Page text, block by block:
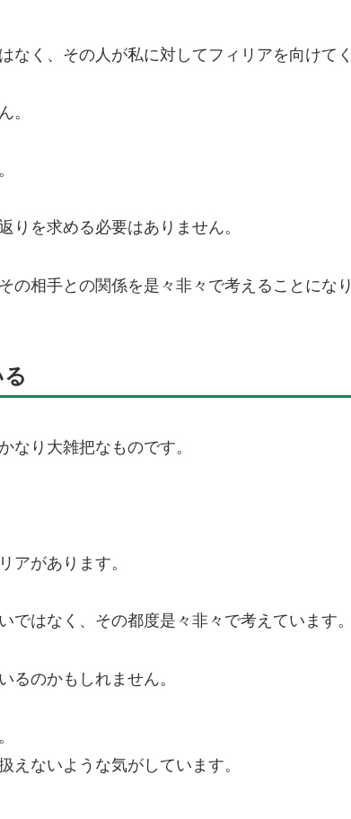
なく、その人が私に対してフィリアを向けてく
。
りを求める必要はありません。
の相手との関係を是々非々で考えることになり
なり大雑把なものです。
アがあります。
はなく、その都度是々非々で考えています。
るのかもしれません。
えないような気がしています。